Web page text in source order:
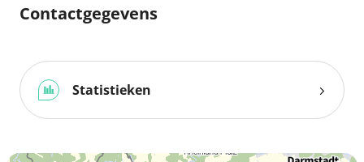
Contactgegevens
Statistieken